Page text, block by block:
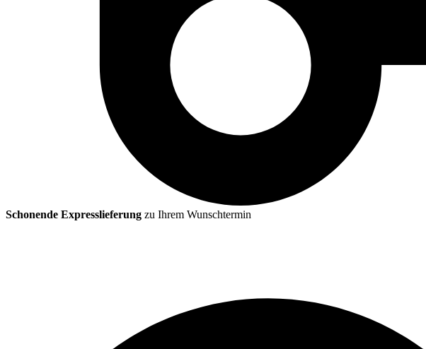
Schonende Expresslieferung zu Ihrem Wunschtermin